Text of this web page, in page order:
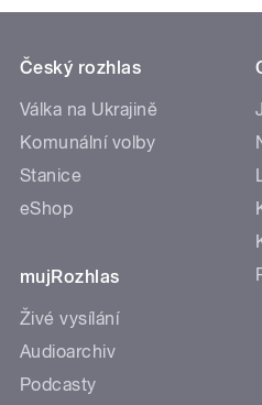
Český rozhlas
Válka na Ukrajině
Komunální volby
Stanice
eShop
mujRozhlas
Živé vysílání
Audioarchiv
Podcasty